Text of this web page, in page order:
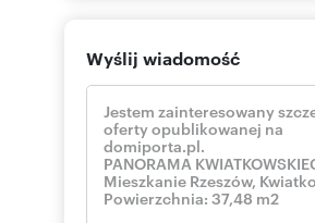
Wyślij wiadomość